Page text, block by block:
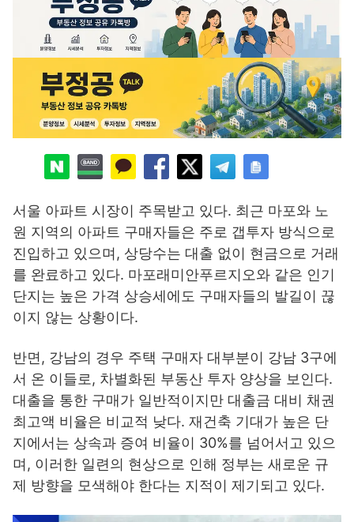
서울 아파트 시장이 주목받고 있다. 최근 마포와 노
원 지역의 아파트 구매자들은 주로 갭투자 방식으로
진입하고 있으며, 상당수는 대출 없이 현금으로 거래
를 완료하고 있다. 마포래미안푸르지오와 같은 인기
단지는 높은 가격 상승세에도 구매자들의 발길이 끊
이지 않는 상황이다.
반면, 강남의 경우 주택 구매자 대부분이 강남 3구에
서 온 이들로, 차별화된 부동산 투자 양상을 보인다.
대출을 통한 구매가 일반적이지만 대출금 대비 채권
최고액 비율은 비교적 낮다. 재건축 기대가 높은 단
지에서는 상속과 증여 비율이 30%를 넘어서고 있으
며, 이러한 일련의 현상으로 인해 정부는 새로운 규
제 방향을 모색해야 한다는 지적이 제기되고 있다.